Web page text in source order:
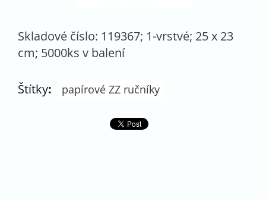
Skladové číslo: 119367; 1-vrstvé; 25 x 23
cm; 5000ks v balení
Štítky: papírové ZZ ručníky